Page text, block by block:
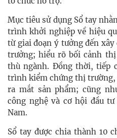
Mục tiêu sử dụng Sổ tay
trình khởi nghiệp về hiệu
từ giai đoạn ý tưởng đến
trưởng; hiểu rõ bối cảnh
thù ngành. Đồng thời, tiếp
trình kiểm chứng thị
ra mắt sản phẩm; cũng
công nghệ và cơ hội đầu
Nam.
Sổ tay được chia thành 10